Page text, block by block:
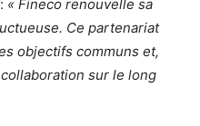
« Fineco renouvelle sa
Ce partenariat
objectifs communs et,
sur le long